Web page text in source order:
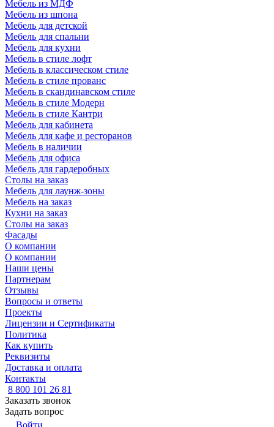
Мебель из МДФ
Мебель из шпона
Мебель для детской
Мебель для спальни
Мебель для кухни
Мебель в стиле лофт
Мебель в классическом стиле
Мебель в стиле прованс
Мебель в скандинавском стиле
Мебель в стиле Модерн
Мебель в стиле Кантри
Мебель для кабинета
Мебель для кафе и ресторанов
Мебель в наличии
Мебель для офиса
Мебель для гардеробных
Столы на заказ
Мебель для лаунж-зоны
Мебель на заказ
Кухни на заказ
Столы на заказ
Фасады
О компании
О компании
Наши цены
Партнерам
Отзывы
Вопросы и ответы
Проекты
Лицензии и Сертификаты
Политика
Как купить
Реквизиты
Доставка и оплата
Контакты
8 800 101 26 81
Заказать звонок
Задать вопрос
Войти